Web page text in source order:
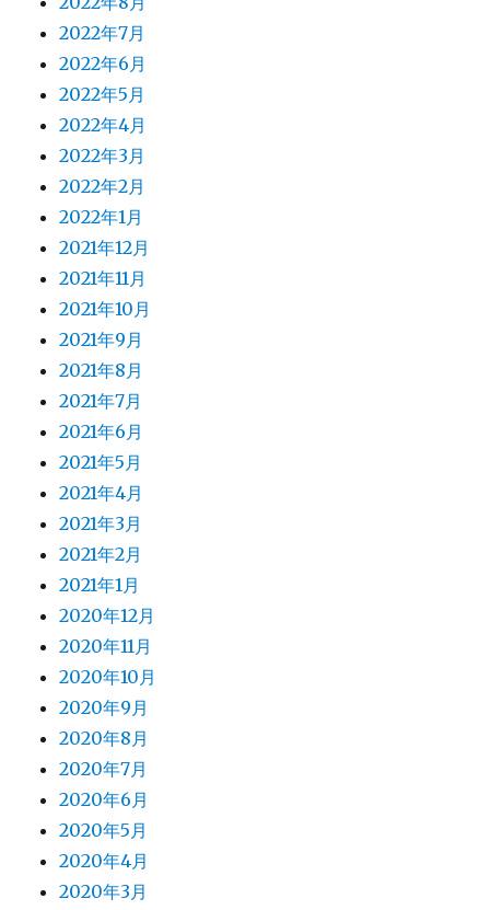
2022年7月
2022年6月
2022年5月
2022年4月
2022年3月
2022年2月
2022年1月
2021年12月
2021年11月
2021年10月
2021年9月
2021年8月
2021年7月
2021年6月
2021年5月
2021年4月
2021年3月
2021年2月
2021年1月
2020年12月
2020年11月
2020年10月
2020年9月
2020年8月
2020年7月
2020年6月
2020年5月
2020年4月
2020年3月